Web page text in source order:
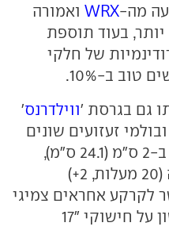
מה-WRX ואמורה
בעוד תוספת
של חלקי
ב-10%.
גם בגרסת 'ווילדרנס'
זעזועים שונים
המגדילים את מרווח הגחון ב-2 ס"מ (24.1 ס"מ),
ומשפרים את זוויות הגישה (20 מעלות, 2+)
+1). על הקשר לקרקע אחראים צמיגי
דו-שימושיים של ברידג'סטון על חישוקי "17